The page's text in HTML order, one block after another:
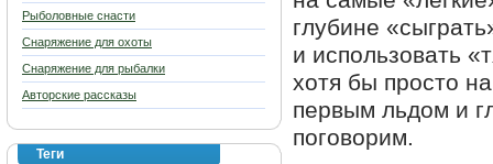
Рыболовные снасти
Снаряжение для охоты
Снаряжение для рыбалки
Авторские рассказы
Теги
глубине
и использовать
хотя бы просто
первым льдом и
поговорим.